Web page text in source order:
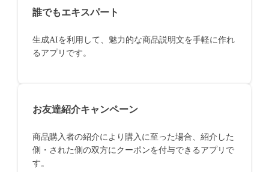
誰でもエキスパート
生成AIを利用して、魅力的な商品説明文を手軽に作れ
るアプリです。
お友達紹介キャンペーン
商品購入者の紹介により購入に至った場合、紹介した
側・された側の双方にクーポンを付与できるアプリで
す。